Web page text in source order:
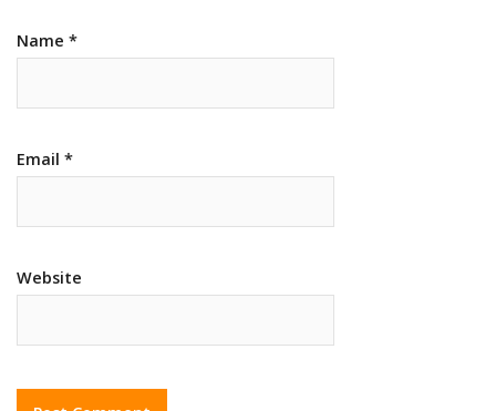
Name *
Email *
Website